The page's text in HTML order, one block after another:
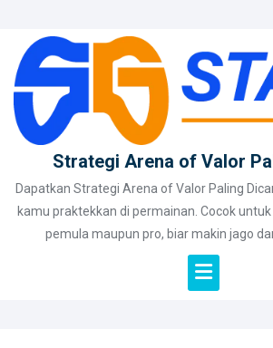
content
Strategi Arena of Valor
Dapatkan Strategi Arena of Valor Paling
kamu praktekkan di permainan. Cocok
pemula maupun pro, biar makin jago